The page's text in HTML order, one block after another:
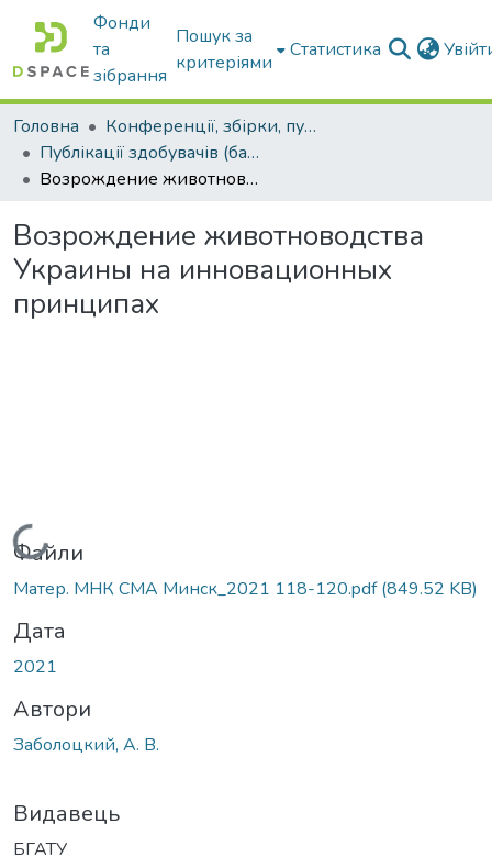
Фонди
та
зібрання
Пошук за
критеріями
Статистика
Головна
Конференції, збірки, публікації молодих вчених і здобувачів : магістрів, бакалаврів, аспірантів.
Публікації здобувачів (бакалаврів. магістрів, аспірантів)
Возрождение животноводства Украины на инновационных принципах
Возрождение животноводства
Украины на инновационных
принципах
Вантажиться...
Файли
Матер. МНК СМА Минск_2021 118-120.pdf(849.52 KB)
Дата
2021
Автори
Заболоцкий, А. В.
Видавець
БГАТУ